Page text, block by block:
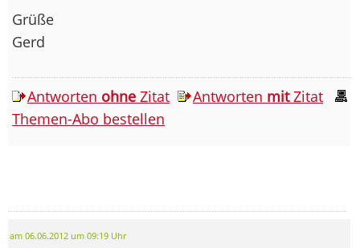
Grüße
Gerd
Antworten ohne Zitat Antworten mitZitat
Themen-Abo bestellen
am 06.06.2012 um 09:19 Uhr